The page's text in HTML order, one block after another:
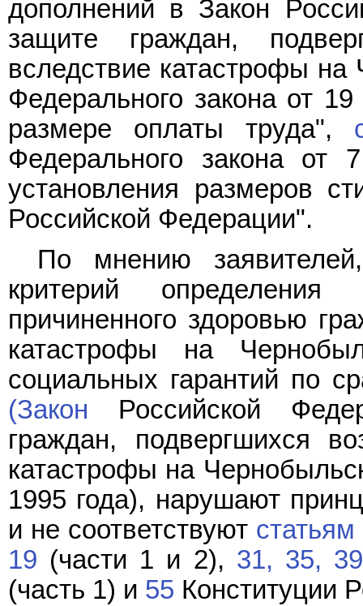
дополнений в Закон
защите граждан,
вследствие катастрофы
Федерального закона от
размере оплаты труда",
Федерального закона от
установления размеров
Российской Федерации".
По мнению
критерий
причиненного здоровью
катастрофы на
социальных гарантий по
(Закон Российской
граждан, подвергшихся
катастрофы на
1995 года), нарушают
и не соответствуют статьям
19 (части 1 и 2), 31, 35,
(часть 1) и 55 Конституции